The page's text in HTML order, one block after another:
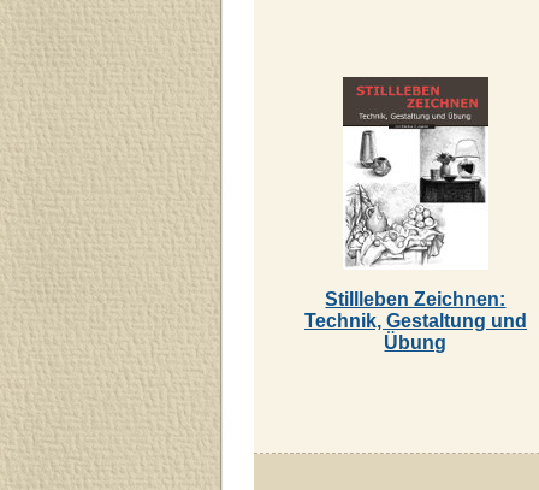
Stillleben Zeichnen:
Technik, Gestaltung und
Übung